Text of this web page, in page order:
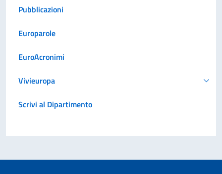
Pubblicazioni
Europarole
EuroAcronimi
Vivieuropa
Scrivi al Dipartimento